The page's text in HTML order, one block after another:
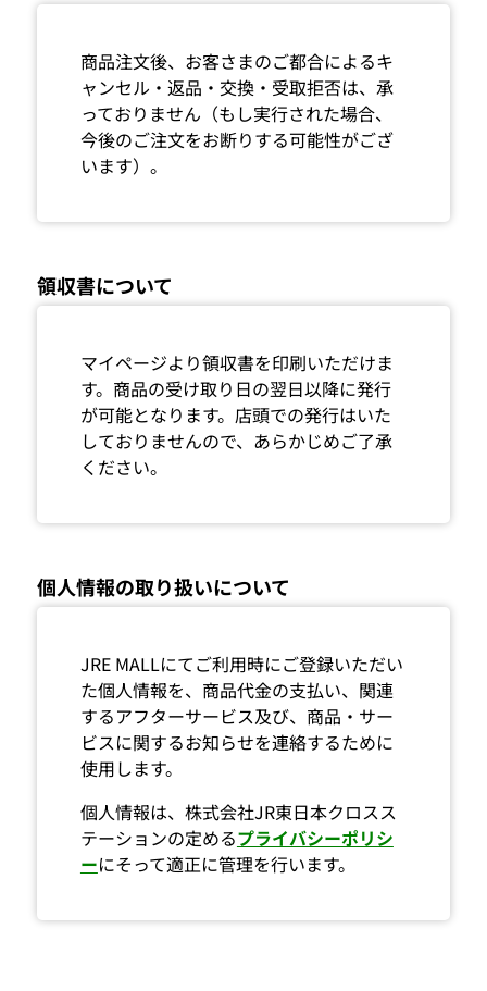
商品注文後、お客さまのご都合によるキ
ャンセル・返品・交換・受取拒否は、承
っておりません（もし実行された場合、
今後のご注文をお断りする可能性がござ
います）。
領収書について
マイページより領収書を印刷いただけま
す。商品の受け取り日の翌日以降に発行
が可能となります。店頭での発行はいた
しておりませんので、あらかじめご了承
ください。
個人情報の取り扱いについて
JRE MALLにてご利用時にご登録いただい
た個人情報を、商品代金の支払い、関連
するアフターサービス及び、商品・サー
ビスに関するお知らせを連絡するために
使用します。
個人情報は、株式会社JR東日本クロスス
テーションの定めるプライバシーポリシ
ーにそって適正に管理を行います。